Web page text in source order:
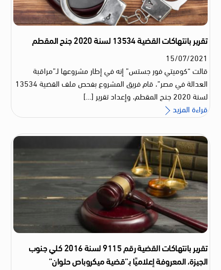
تقرير بانتهاكات القضية 13534 لسنة 2020 جنح المقطم
15/07/2021
قالت “كوميتي فور جستس” إنه في إطار مشروعها لـ”مراقبة
العدالة في مصر”، قام فريق المشروع بفحص ملف القضية 13534
لسنة 2020 جنح المقطم، وإعداد تقرير […]
قراءة المزيد
تقرير بانتهاكات القضية رقم 9115 لسنة 2016 كلي جنوب
الجيزة، المعروفة إعلاميًا بـ”قضية ميكروباص حلوان”